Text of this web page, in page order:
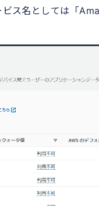
ビス名としては「